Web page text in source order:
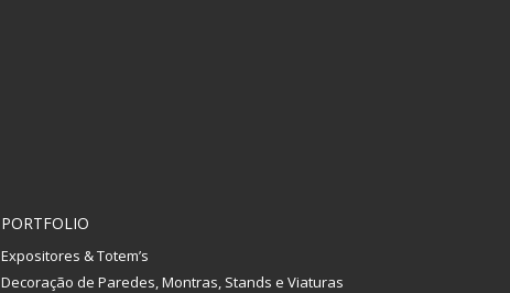
PORTFOLIO
Expositores & Totem’s
Decoração de Paredes, Montras, Stands e Viaturas